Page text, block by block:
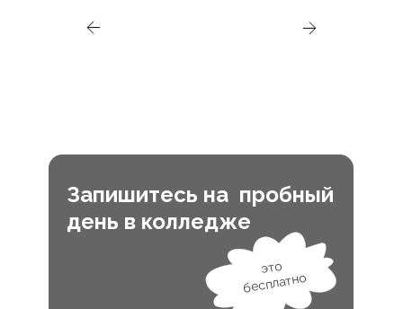
Запишитесь на пробный
день в колледже
это
бесплатно